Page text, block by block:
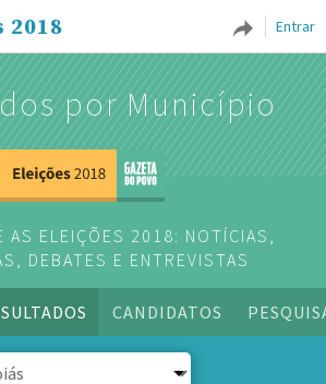
Entrar
2018
por Município
AS ELEIÇÕES 2018: NOTÍCIAS,
DEBATES E ENTREVISTAS
CANDIDATOS